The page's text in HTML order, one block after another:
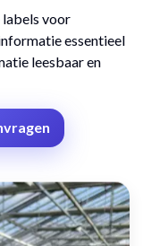
labels voor
essentieel
leesbaar en